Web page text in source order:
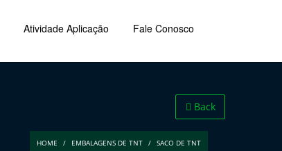
Atividade Aplicação Fale Conosco
Back
HOME EMBALAGENS DE TNT SACO DE TNT